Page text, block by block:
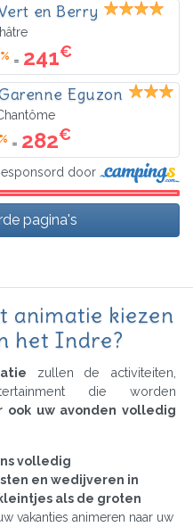
en Berry
= 241€
Eguzon
= 282€
door
pagina's
animatie kiezen
het Indre?
zullen de activiteiten,
die worden
ook uw avonden volledig
volledig
en wedijveren in
als de groten
vakanties animeren naar uw